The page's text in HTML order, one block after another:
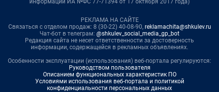
РЕКЛАМА НА САЙТЕ
Связаться с отделом продаж: 8 (30-22) 40-08-90, reklamachita@shkulev.ru
Чат-бот в телеграм: @shkulev_social_media_gp_bot
Редакция сайта не несет ответственности за достоверность
информации, содержащейся в рекламных объявлениях.
Особенности эксплуатации (использования) веб-портала регулируются:
Руководством пользователя
Описанием функциональных характеристик ПО
Условиями использования веб-портала и политикой
конфиденциальности персональных данных